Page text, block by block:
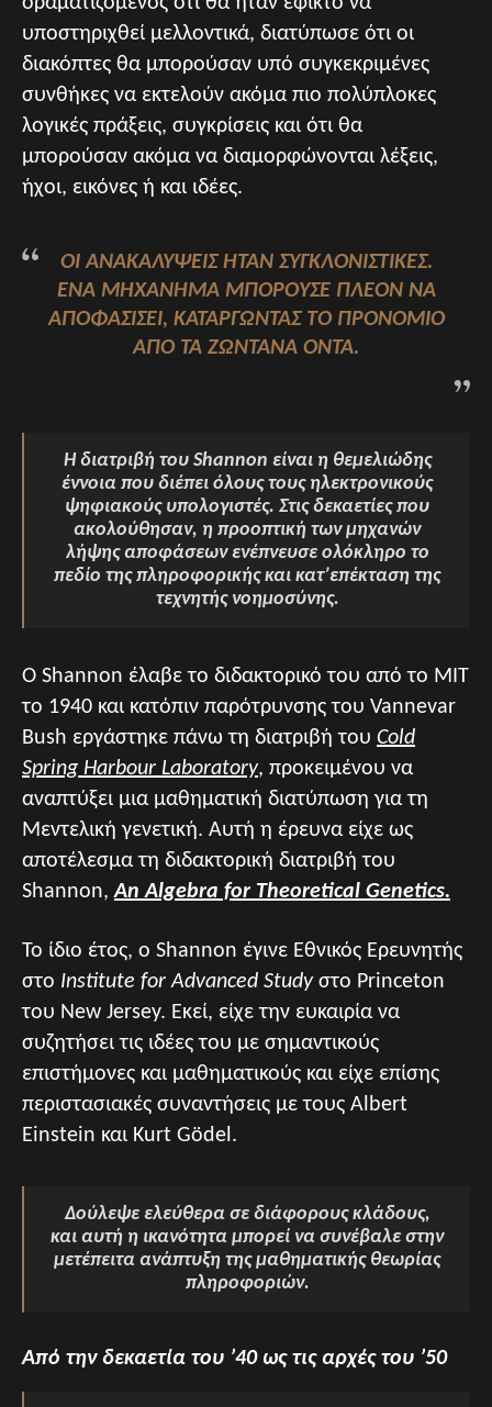
υποστηριχθεί μελλοντικά, διατύπωσε ότι οι
διακόπτες θα μπορούσαν υπό συγκεκριμένες
συνθήκες να εκτελούν ακόμα πιο πολύπλοκες
λογικές πράξεις, συγκρίσεις και ότι θα
μπορούσαν ακόμα να διαμορφώνονται λέξεις,
ήχοι, εικόνες ή και ιδέες.
ΟΙ ΑΝΑΚΑΛΎΨΕΙΣ ΉΤΑΝ ΣΥΓΚΛΟΝΙΣΤΙΚΈΣ.
ΈΝΑ ΜΗΧΆΝΗΜΑ ΜΠΟΡΟΎΣΕ ΠΛΈΟΝ ΝΑ
ΑΠΟΦΑΣΊΣΕΙ, ΚΑΤΑΡΓΏΝΤΑΣ ΤΟ ΠΡΟΝΌΜΙΟ
ΑΠΌ ΤΑ ΖΩΝΤΑΝΆ ΌΝΤΑ.
Η διατριβή του Shannon είναι η θεμελιώδης
έννοια που διέπει όλους τους ηλεκτρονικούς
ψηφιακούς υπολογιστές. Στις δεκαετίες που
ακολούθησαν, η προοπτική των μηχανών
λήψης αποφάσεων ενέπνευσε ολόκληρο το
πεδίο της πληροφορικής και κατ’επέκταση της
τεχνητής νοημοσύνης.
Ο Shannon έλαβε το διδακτορικό του από το MIT
το 1940 και κατόπιν παρότρυνσης του Vannevar
Bush εργάστηκε πάνω τη διατριβή του Cold
Spring Harbour Laboratory, προκειμένου να
αναπτύξει μια μαθηματική διατύπωση για τη
Μεντελική γενετική. Αυτή η έρευνα είχε ως
αποτέλεσμα τη διδακτορική διατριβή του
Shannon,An Algebra for Theoretical Genetics.
Το ίδιο έτος, ο Shannon έγινε Εθνικός Ερευνητής
στο Institute for Advanced Studyστο Princeton
του New Jersey. Εκεί, είχε την ευκαιρία να
συζητήσει τις ιδέες του με σημαντικούς
επιστήμονες και μαθηματικούς και είχε επίσης
περιστασιακές συναντήσεις με τους Albert
Einstein και Kurt Gödel.
Δούλεψε ελεύθερα σε διάφορους κλάδους,
και αυτή η ικανότητα μπορεί να συνέβαλε στην
μετέπειτα ανάπτυξη της μαθηματικής θεωρίας
πληροφοριών.
Από την δεκαετία του ’40 ως τις αρχές του ’50